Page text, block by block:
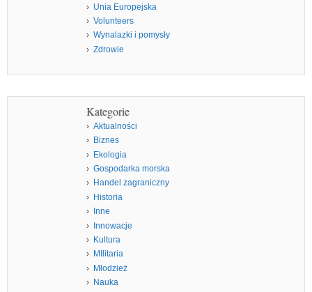
Unia Europejska
Volunteers
Wynalazki i pomysły
Zdrowie
Kategorie
Aktualności
Biznes
Ekologia
Gospodarka morska
Handel zagraniczny
Historia
Inne
Innowacje
Kultura
MIlitaria
Młodzież
Nauka